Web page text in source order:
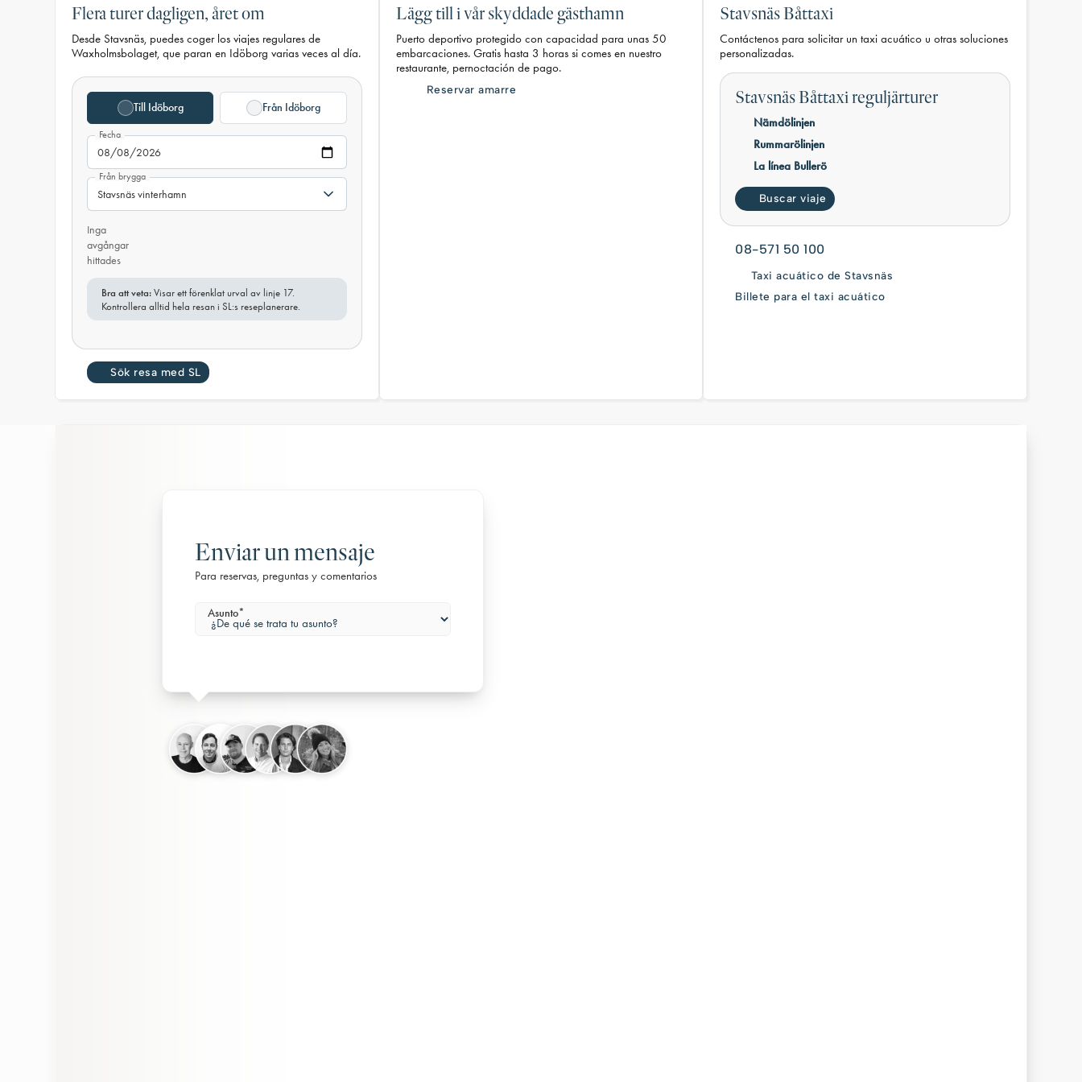
Flera turer dagligen, året om
Desde Stavsnäs, puedes coger los viajes regulares de
Waxholmsbolaget, que paran en Idöborg varias veces al día.
Till Idöborg Från Idöborg
Fecha
Från brygga
Inga
avgångar
hittades
Bra att veta: Visar ett förenklat urval av linje 17.
Kontrollera alltid hela resan i SL:s reseplanerare.
Sök resa med SL
Lägg till i vår skyddade gästhamn
Puerto deportivo protegido con capacidad para unas 50
embarcaciones. Gratis hasta 3 horas si comes en nuestro
restaurante, pernoctación de pago.
Reservar amarre
Stavsnäs Båttaxi
Contáctenos para solicitar un taxi acuático u otras soluciones
personalizadas.
Stavsnäs Båttaxi reguljärturer
Nämdölinjen
Rummarölinjen
La línea Bullerö
Buscar viaje
08-571 50 100
Taxi acuático de Stavsnäs
Billete para el taxi acuático
Enviar un mensaje
Para reservas, preguntas y comentarios
Asunto*